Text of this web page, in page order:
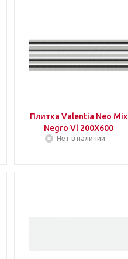
Плитка Valentia Neo Mix
Negro Vl 200Х600
Нет в наличии